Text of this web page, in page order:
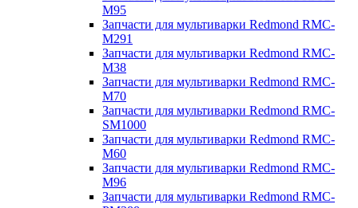
M95
Запчасти для мультиварки Redmond RMC-
M291
Запчасти для мультиварки Redmond RMC-
M38
Запчасти для мультиварки Redmond RMC-
M70
Запчасти для мультиварки Redmond RMC-
SM1000
Запчасти для мультиварки Redmond RMC-
M60
Запчасти для мультиварки Redmond RMC-
M96
Запчасти для мультиварки Redmond RMC-